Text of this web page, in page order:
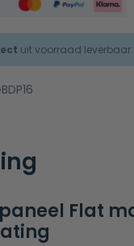
uit voorraad leverbaar
Flat